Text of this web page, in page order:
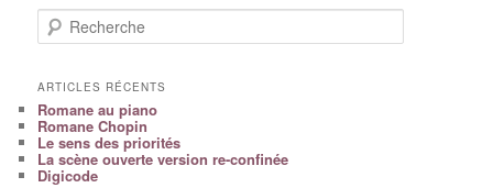
Recherche
ARTICLES RÉCENTS
Romane au piano
Romane Chopin
Le sens des priorités
La scène ouverte version re-confinée
Digicode